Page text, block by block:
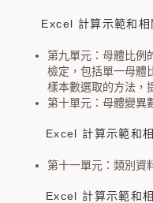
Excel 計算示範和相
第九單元：母體比例
檢定，包括單一母體
樣本數選取的方法，
第十單元：母體變異
Excel 計算示範和相
第十一單元：類別資
Excel 計算示範和相